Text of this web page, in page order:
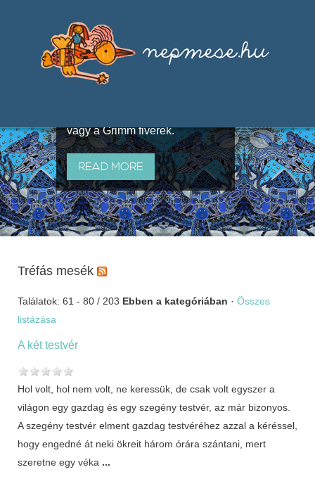
útján terjedő elbeszélésekből,
melyeket olyan ismert gyűjtők
állítottak össze, mint Benedek
vagy a Grimm fivérek.
READ MORE
Tréfás mesék
Találatok: 61 - 80 / 203 Ebben a kategóriában · Összes
listázása
A két testvér
Hol volt, hol nem volt, ne keressük, de csak volt egyszer a
világon egy gazdag és egy szegény testvér, az már bizonyos.
A szegény testvér elment gazdag testvéréhez azzal a kéréssel,
hogy engedné át neki ökreit három órára szántani, mert
szeretne egy véka ...